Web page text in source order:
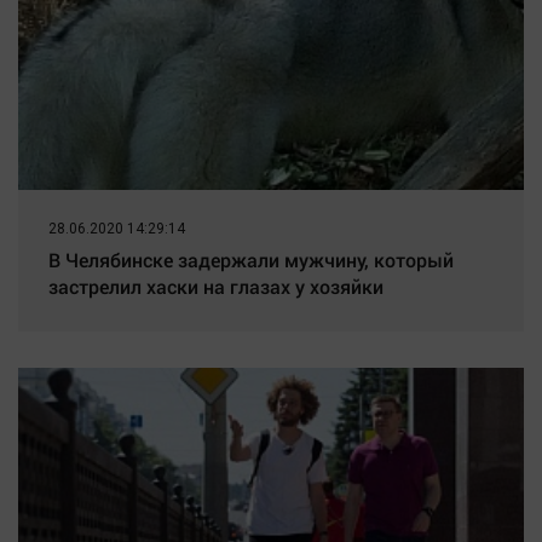
Обсуждаем
Отдых
Тенденции
Точка на карте
28.06.2020 14:29:14
В Челябинске задержали мужчину, который
застрелил хаски на глазах у хозяйки